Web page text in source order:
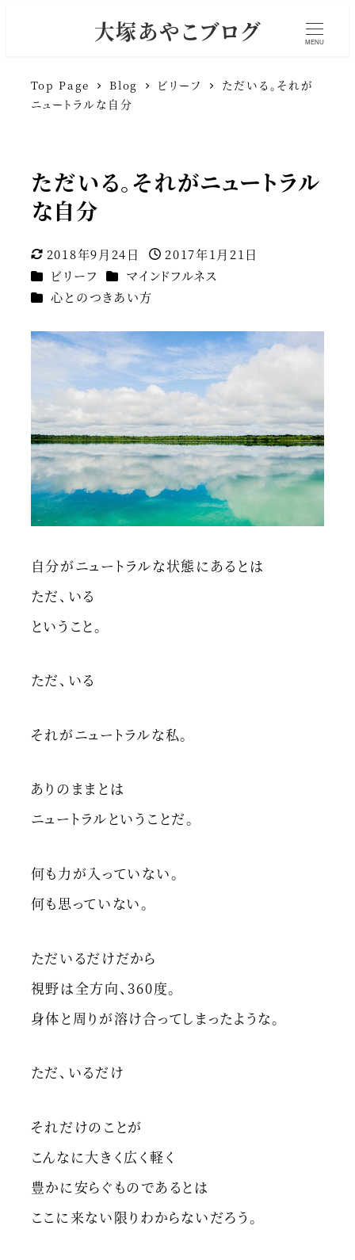
大塚あやこブログ MENU
Top Page Blog ビリーフ
ただいる。それが
ニュートラルな自分
ただいる。それがニュートラル
な自分
更新日
2018年9月24日
投稿日
2017年1月21日
カテゴリー
ビリーフ カテゴリー
マインドフルネス
カテゴリー
心とのつきあい方
自分がニュートラルな状態にあるとは
ただ、いる
ということ。
ただ、いる
それがニュートラルな私。
ありのままとは
ニュートラルということだ。
何も力が入っていない。
何も思っていない。
ただいるだけだから
視野は全方向、360度。
身体と周りが溶け合ってしまったような。
ただ、いるだけ
それだけのことが
こんなに大きく広く軽く
豊かに安らぐものであるとは
ここに来ない限りわからないだろう。